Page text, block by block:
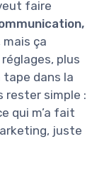
faire
mais ça
plus
dans la
rester simple :
qui m’a fait
juste